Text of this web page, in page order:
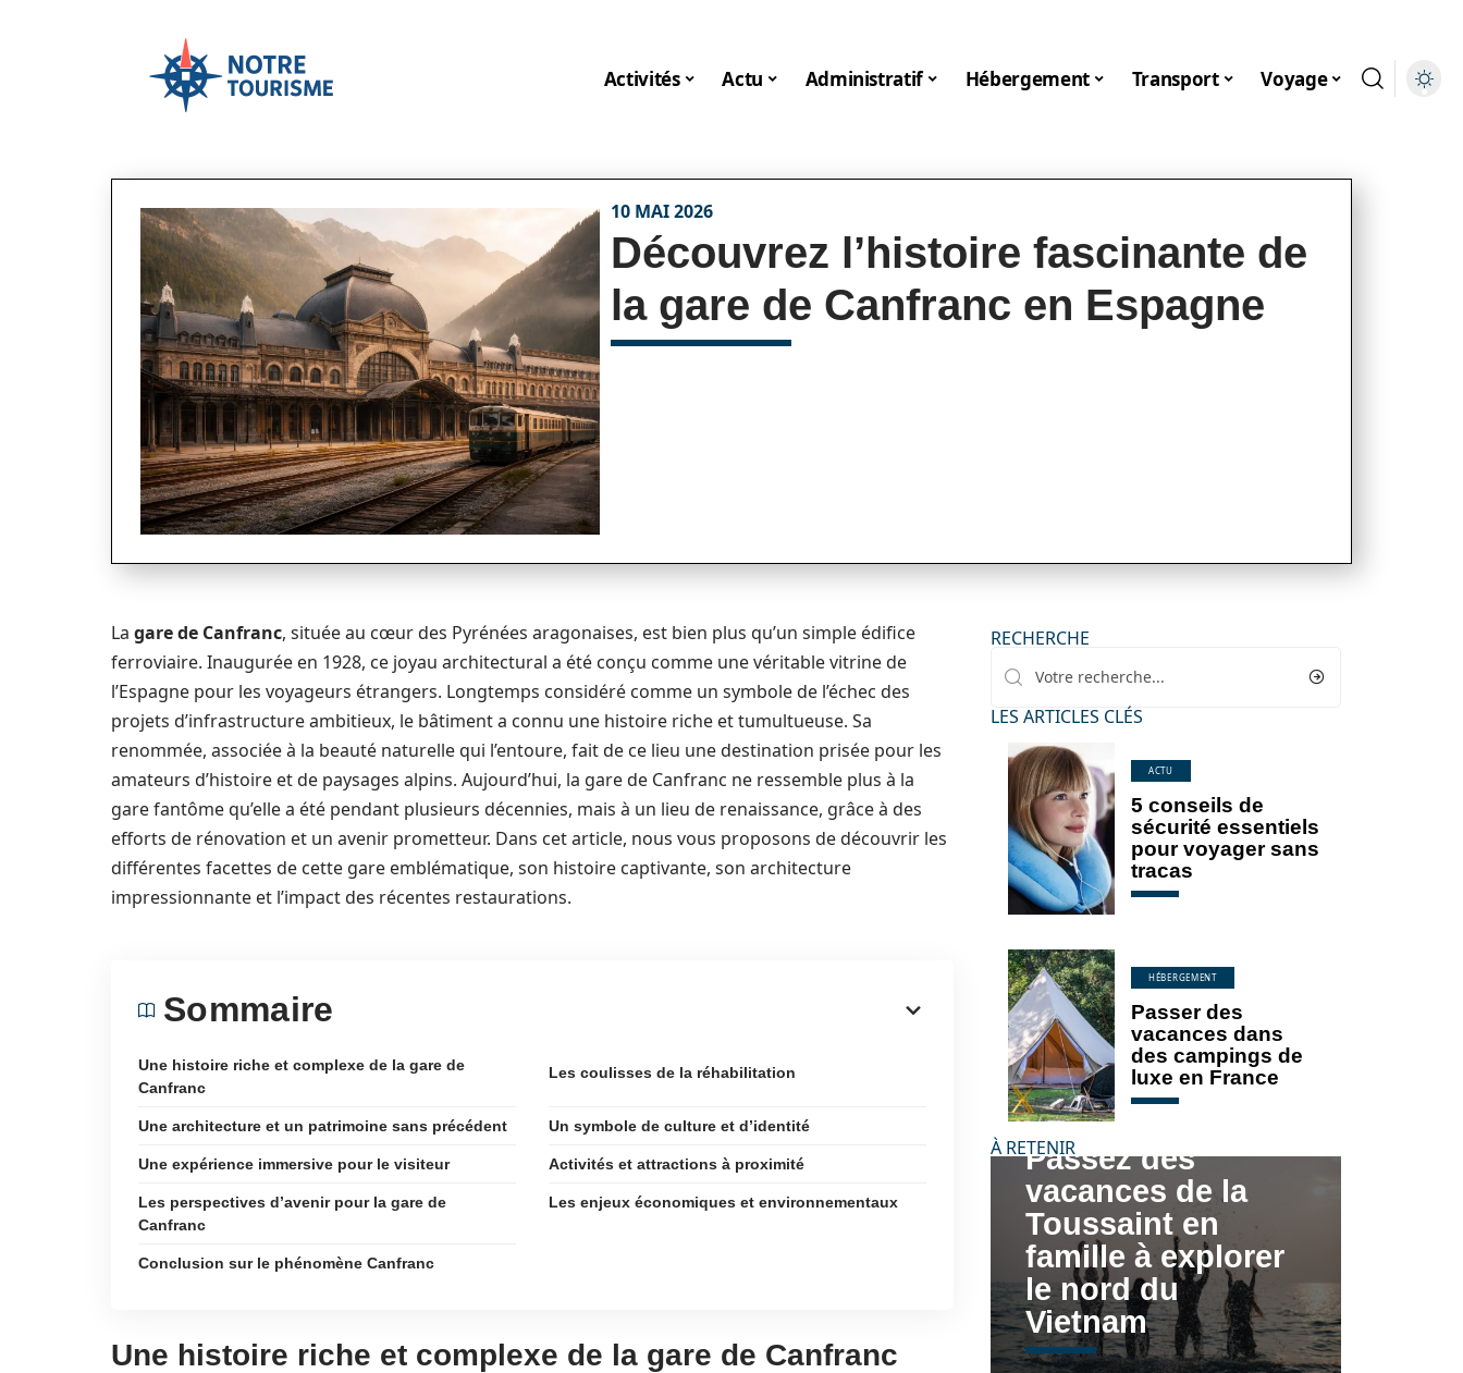
Activités Actu Administratif Hébergement Transport Voyage
10 MAI 2026
Découvrez l’histoire fascinante de
la gare de Canfranc en Espagne
La gare de Canfranc, située au cœur des Pyrénées aragonaises, est bien plus qu’un simple édifice
ferroviaire. Inaugurée en 1928, ce joyau architectural a été conçu comme une véritable vitrine de
l’Espagne pour les voyageurs étrangers. Longtemps considéré comme un symbole de l’échec des
projets d’infrastructure ambitieux, le bâtiment a connu une histoire riche et tumultueuse. Sa
renommée, associée à la beauté naturelle qui l’entoure, fait de ce lieu une destination prisée pour les
amateurs d’histoire et de paysages alpins. Aujourd’hui, la gare de Canfranc ne ressemble plus à la
gare fantôme qu’elle a été pendant plusieurs décennies, mais à un lieu de renaissance, grâce à des
efforts de rénovation et un avenir prometteur. Dans cet article, nous vous proposons de découvrir les
différentes facettes de cette gare emblématique, son histoire captivante, son architecture
impressionnante et l’impact des récentes restaurations.
Sommaire
Une histoire riche et complexe de la gare de
Canfranc
Les coulisses de la réhabilitation
Une architecture et un patrimoine sans précédent Un symbole de culture et d’identité
Une expérience immersive pour le visiteur Activités et attractions à proximité
Les perspectives d’avenir pour la gare de
Canfranc
Les enjeux économiques et environnementaux
Conclusion sur le phénomène Canfranc
Une histoire riche et complexe de la gare de Canfranc
RECHERCHE
LES ARTICLES CLÉS
ACTU
5 conseils de
sécurité essentiels
pour voyager sans
tracas
HÉBERGEMENT
Passer des
vacances dans
des campings de
luxe en France
À RETENIR
Passez des
vacances de la
Toussaint en
famille à explorer
le nord du
Vietnam